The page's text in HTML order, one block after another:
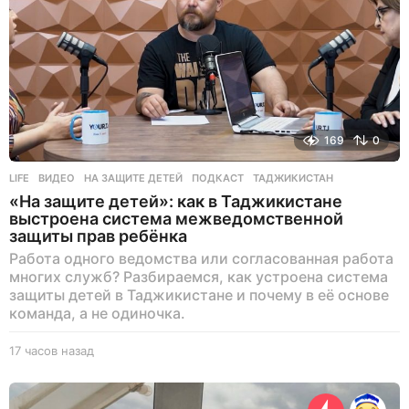
169 0
LIFE ВИДЕО ,НА ЗАЩИТЕ ДЕТЕЙ ,ПОДКАСТ ,ТАДЖИКИСТАН
«На защите детей»: как в Таджикистане
выстроена система межведомственной
защиты прав ребёнка
Работа одного ведомства или согласованная работа
многих служб? Разбираемся, как устроена система
защиты детей в Таджикистане и почему в её основе
команда, а не одиночка.
17 часов назад
ч